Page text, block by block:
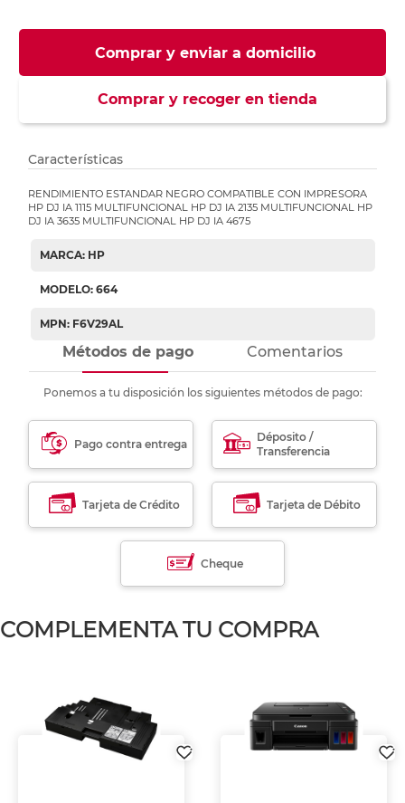
Comprar y enviar a domicilio
Comprar y recoger en tienda
Características
RENDIMIENTO ESTANDAR NEGRO COMPATIBLE CON IMPRESORA
HP DJ IA 1115 MULTIFUNCIONAL HP DJ IA 2135 MULTIFUNCIONAL HP
DJ IA 3635 MULTIFUNCIONAL HP DJ IA 4675
MARCA: HP
MODELO: 664
MPN: F6V29AL
Métodos de pago Comentarios
Ponemos a tu disposición los siguientes métodos de pago:
Pago contra entrega
Déposito /
Transferencia
Tarjeta de Crédito Tarjeta de Débito
Cheque
COMPLEMENTA TU COMPRA